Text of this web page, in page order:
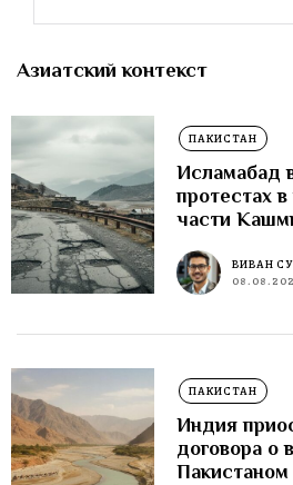
Азиатский контекст
ПАКИСТАН
Исламабад
протестах
части
ВИВАН
ПАКИСТАН
Индия
договора о
Пакистаном